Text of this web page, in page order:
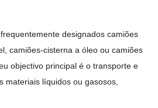
designados camiões
camiões-cisterna a óleo ou camiões
objectivo principal é o transporte e
materiais líquidos ou gasosos,